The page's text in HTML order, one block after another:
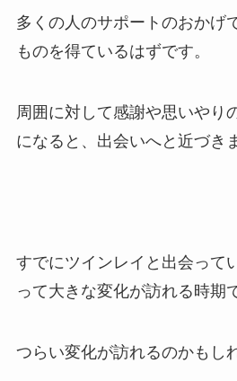
多くの人のサポートのおかげ
ものを得ているはずです。
周囲に対して感謝や思いやり
になると、出会いへと近づき
すでにツインレイと出会って
って大きな変化が訪れる時期
つらい変化が訪れるのかもし